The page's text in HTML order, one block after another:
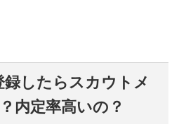
したらスカウトメ
内定率高いの？